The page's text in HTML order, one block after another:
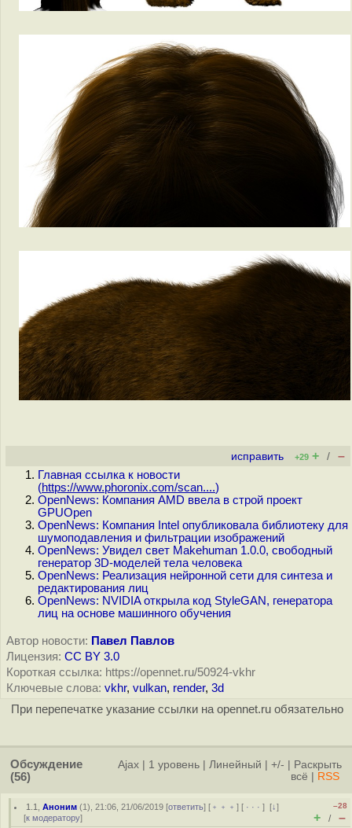
исправить +29 + / –
Главная ссылка к новости
(https://www.phoronix.com/scan....)
OpenNews: Компания AMD ввела в строй проект
GPUOpen
OpenNews: Компания Intel опубликовала библиотеку для
шумоподавления и фильтрации изображений
OpenNews: Увидел свет Makehuman 1.0.0, свободный
генератор 3D-моделей тела человека
OpenNews: Реализация нейронной сети для синтеза и
редактирования лиц
OpenNews: NVIDIA открыла код StyleGAN, генератора
лиц на основе машинного обучения
Автор новости: Павел Павлов
Лицензия: CC BY 3.0
Короткая ссылка: https://opennet.ru/50924-vkhr
Ключевые слова: vkhr, vulkan, render, 3d
При перепечатке указание ссылки на opennet.ru обязательно
Обсуждение
(56)
Ajax 1 уровень Линейный +/-
Раскрыть
всё
RSS
1.1 ,Аноним (1), 21:06, 21/06/2019 [ответить] [ ﹢﹢﹢] [ · · ·][↓]
[к модератору]
–28
+ / –